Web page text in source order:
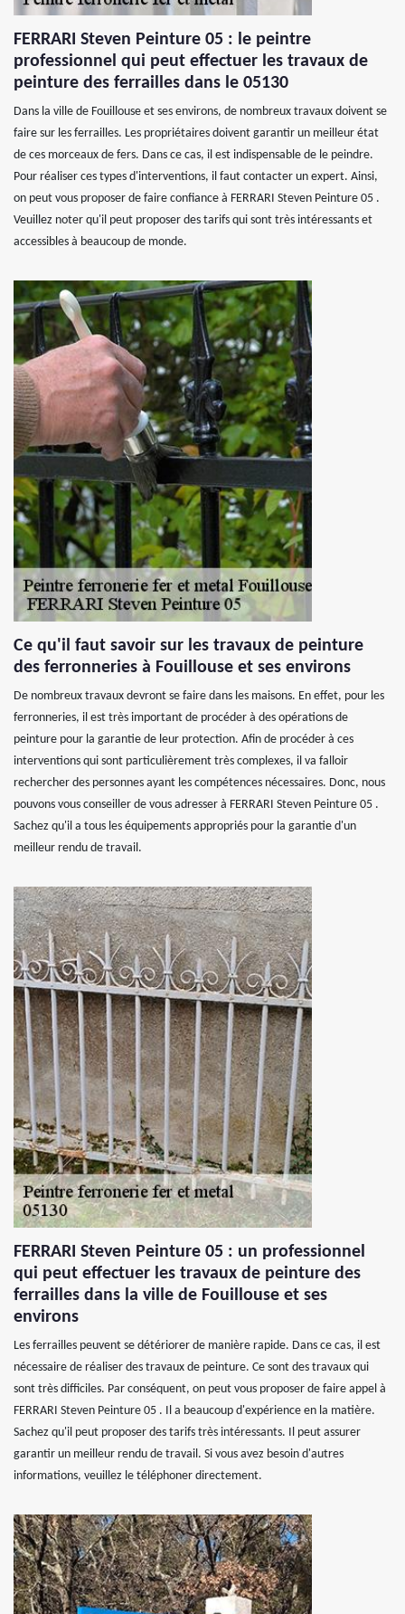
FERRARI Steven Peinture 05 : le peintre
professionnel qui peut effectuer les travaux de
peinture des ferrailles dans le 05130
Dans la ville de Fouillouse et ses environs, de nombreux travaux doivent se
faire sur les ferrailles. Les propriétaires doivent garantir un meilleur état
de ces morceaux de fers. Dans ce cas, il est indispensable de le peindre.
Pour réaliser ces types d'interventions, il faut contacter un expert. Ainsi,
on peut vous proposer de faire confiance à FERRARI Steven Peinture 05 .
Veuillez noter qu'il peut proposer des tarifs qui sont très intéressants et
accessibles à beaucoup de monde.
Ce qu'il faut savoir sur les travaux de peinture
des ferronneries à Fouillouse et ses environs
De nombreux travaux devront se faire dans les maisons. En effet, pour les
ferronneries, il est très important de procéder à des opérations de
peinture pour la garantie de leur protection. Afin de procéder à ces
interventions qui sont particulièrement très complexes, il va falloir
rechercher des personnes ayant les compétences nécessaires. Donc, nous
pouvons vous conseiller de vous adresser à FERRARI Steven Peinture 05 .
Sachez qu'il a tous les équipements appropriés pour la garantie d'un
meilleur rendu de travail.
FERRARI Steven Peinture 05 : un professionnel
qui peut effectuer les travaux de peinture des
ferrailles dans la ville de Fouillouse et ses
environs
Les ferrailles peuvent se détériorer de manière rapide. Dans ce cas, il est
nécessaire de réaliser des travaux de peinture. Ce sont des travaux qui
sont très difficiles. Par conséquent, on peut vous proposer de faire appel à
FERRARI Steven Peinture 05 . Il a beaucoup d'expérience en la matière.
Sachez qu'il peut proposer des tarifs très intéressants. Il peut assurer
garantir un meilleur rendu de travail. Si vous avez besoin d'autres
informations, veuillez le téléphoner directement.